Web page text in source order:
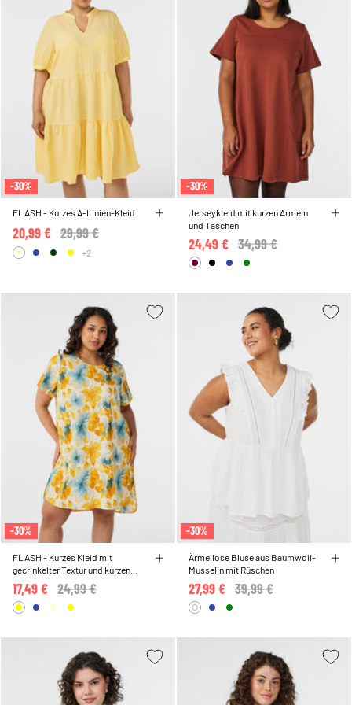
-30%
FLASH - Kurzes A-Linien-Kleid
Price reduced from
29,99 €
20,99 €
+2
-30%
Jerseykleid mit kurzen Ärmeln
und Taschen
Price reduced from
34,99 €
24,49 €
-30%
FLASH - Kurzes Kleid mit
gecrinkelter Textur und kurzen
Ärmeln
Price reduced from
24,99 €
17,49 €
-30%
Ärmellose Bluse aus Baumwoll-
Musselin mit Rüschen
Price reduced from
39,99 €
27,99 €